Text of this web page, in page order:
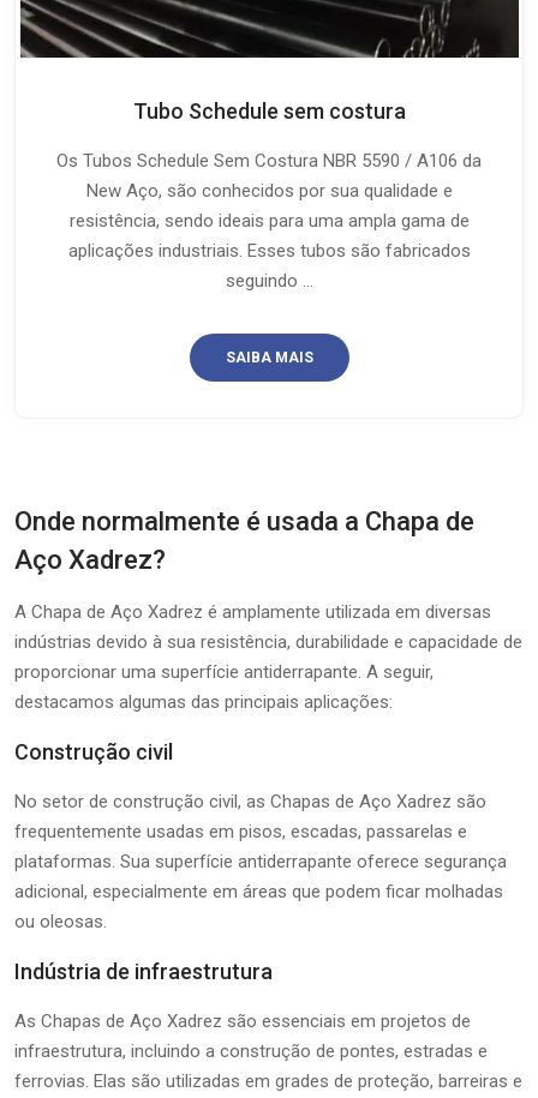
Tubo Schedule sem costura
Os Tubos Schedule Sem Costura NBR 5590 / A106 da
New Aço, são conhecidos por sua qualidade e
resistência, sendo ideais para uma ampla gama de
aplicações industriais. Esses tubos são fabricados
seguindo ...
SAIBA MAIS
Onde normalmente é usada a Chapa de
Aço Xadrez?
A Chapa de Aço Xadrez é amplamente utilizada em diversas
indústrias devido à sua resistência, durabilidade e capacidade de
proporcionar uma superfície antiderrapante. A seguir,
destacamos algumas das principais aplicações:
Construção civil
No setor de construção civil, as Chapas de Aço Xadrez são
frequentemente usadas em pisos, escadas, passarelas e
plataformas. Sua superfície antiderrapante oferece segurança
adicional, especialmente em áreas que podem ficar molhadas
ou oleosas.
Indústria de infraestrutura
As Chapas de Aço Xadrez são essenciais em projetos de
infraestrutura, incluindo a construção de pontes, estradas e
ferrovias. Elas são utilizadas em grades de proteção, barreiras e